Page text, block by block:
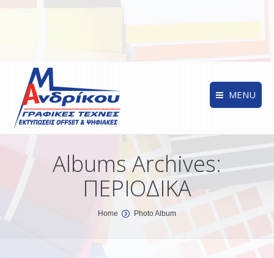
MENU
Albums Archives:
ΠΕΡΙΟΔΙΚΑ
Home Photo Album